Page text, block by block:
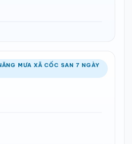
MƯA XÃ CỐC SAN 7 NGÀY